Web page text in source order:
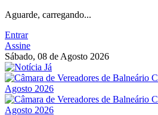
Aguarde, carregando...
Entrar
Assine
Sábado, 08 de Agosto 2026